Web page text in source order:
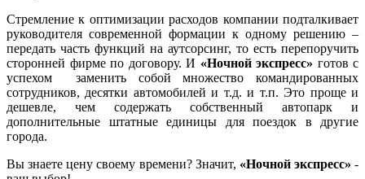
Стремление к оптимизации расходов компании подталкивает
руководителя современной формации к одному решению –
передать часть функций на аутсорсинг, то есть перепоручить
сторонней фирме по договору. И «Ночной экспресс» готов с
успехом заменить собой множество командированных
сотрудников, десятки автомобилей и т.д. и т.п. Это проще и
дешевле, чем содержать собственный автопарк и
дополнительные штатные единицы для поездок в другие
города.
Вы знаете цену своему времени? Значит, «Ночной экспресс» -